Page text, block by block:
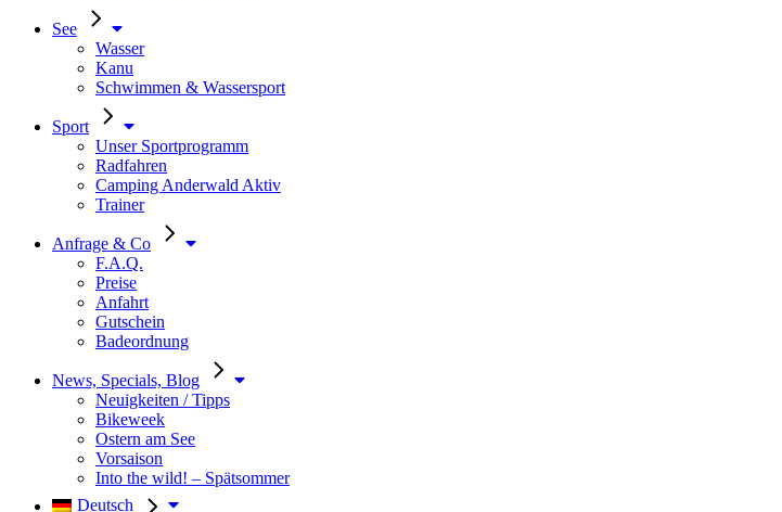
See
Wasser
Kanu
Schwimmen & Wassersport
Sport
Unser Sportprogramm
Radfahren
Camping Anderwald Aktiv
Trainer
Anfrage & Co
F.A.Q.
Preise
Anfahrt
Gutschein
Badeordnung
News, Specials, Blog
Neuigkeiten / Tipps
Bikeweek
Ostern am See
Vorsaison
Into the wild! – Spätsommer
Deutsch